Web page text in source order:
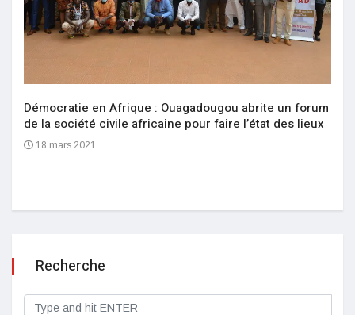
Démocratie en Afrique : Ouagadougou abrite un forum
de la société civile africaine pour faire l’état des lieux
18 mars 2021
Recherche